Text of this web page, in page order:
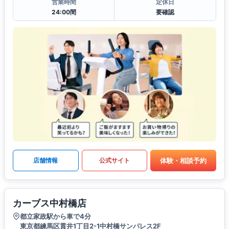
営業時間
24:00間
定休日
要確認
店舗情報 公式サイト 体験・相談予約
カーブス中村橋店
都立家政駅から車で4分
東京都練馬区貫井1丁目2-1中村橋サンパレス2F